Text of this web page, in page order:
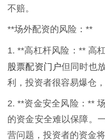
不赔。
**场外配资的风险：**
1. **高杠杆风险：** 高
股票配资门户但同时也
利，投资者很容易爆仓
2. **资金安全风险：**
的资金安全难以保障。
营问题，投资者的资金